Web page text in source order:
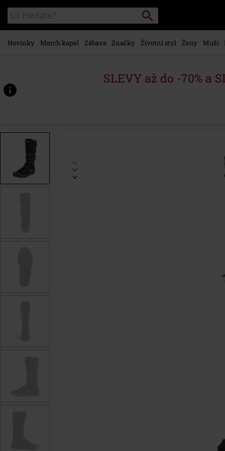
hlavnímu
obsahu
Katalog
vyhledávání
Vyhledávání
Novinky Merch kapel Zábava Značky Životní styl Ženy Muži
SLEVY až do -70% a
www.emp-
p/thunder-
330540.html